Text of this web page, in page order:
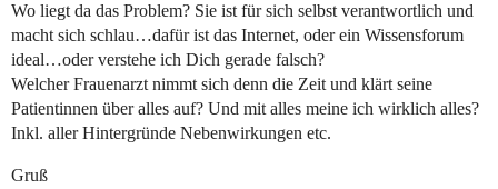
Wo liegt da das Problem? Sie ist für sich selbst verantwortlich und
macht sich schlau…dafür ist das Internet, oder ein Wissensforum
ideal…oder verstehe ich Dich gerade falsch?
Welcher Frauenarzt nimmt sich denn die Zeit und klärt seine
Patientinnen über alles auf? Und mit alles meine ich wirklich alles?
Inkl. aller Hintergründe Nebenwirkungen etc.
Gruß